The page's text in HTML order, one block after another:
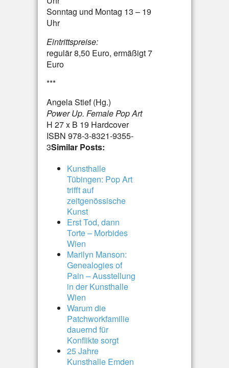
Sonntag und Montag 13 – 19
Uhr
Eintrittspreise:
regulär 8,50 Euro, ermäßigt 7
Euro
***
Angela Stief (Hg.)
Power Up. Female Pop Art
H 27 x B 19 Hardcover
ISBN 978-3-8321-9355-
3Similar Posts:
Kunsthalle
Tübingen: Pop Art
trifft auf
zeitgenössische
Kunst
Erst Tod, dann
Torte – Morbides
Wien
Marilyn Manson:
Genealogies of
Pain – Ausstellung
in der Kunsthalle
Wien
Warum die
Patchworkfamilie
dauernd für
Konflikte sorgt
25 Jahre
Kunsthalle Emden